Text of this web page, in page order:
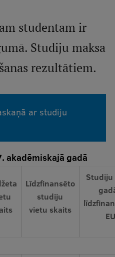
studentam ir
Studiju maksa
rezultātiem.
ar studiju
akadēmiskajā gadā
Līdzfinansēto
studiju
vietu skaits
Studiju